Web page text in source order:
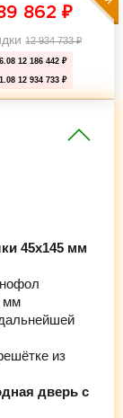
862 ₽
12 934 733₽
12 186 442 ₽
12 934 733 ₽
45х145 мм
мм
из
дверь с